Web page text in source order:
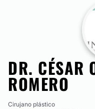
DR. CÉSAR
ROMERO
Cirujano plástico